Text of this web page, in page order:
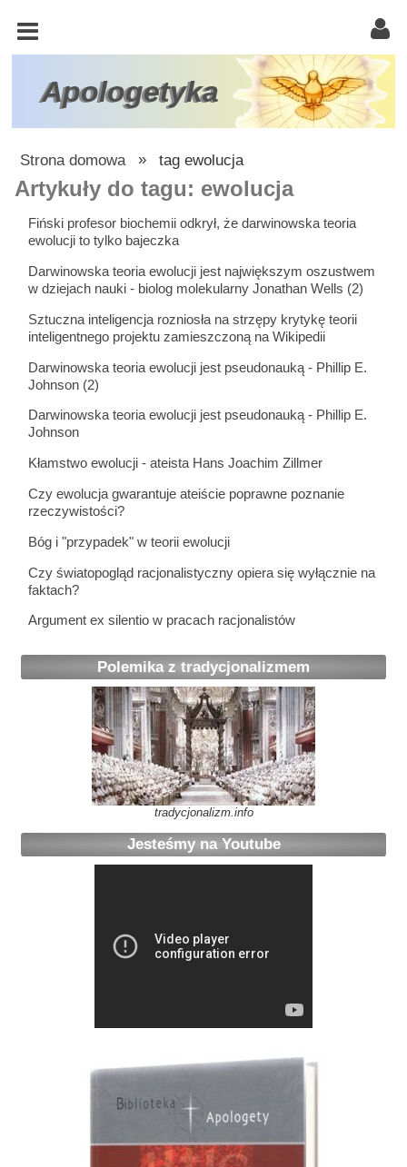
Apologetyka
KOŚCIÓŁ
KATOLICKI
TRÓJCA
ŚWIĘTA
ATEIZM
ŚWIADKOWIE
JEHOWY
W
WIARY
INNE
Strona domowa » tag ewolucja
Polemika z tradycjonalizmem
tradycjonalizm.info
Jesteśmy na Youtube
Artykuły do tagu: ewolucja
Fiński profesor biochemii odkrył, że darwinowska teoria
ewolucji to tylko bajeczka
Darwinowska teoria ewolucji jest największym oszustwem
w dziejach nauki - biolog molekularny Jonathan Wells (2)
Sztuczna inteligencja rozniosła na strzępy krytykę teorii
inteligentnego projektu zamieszczoną na Wikipedii
Darwinowska teoria ewolucji jest pseudonauką - Phillip E.
Johnson (2)
Darwinowska teoria ewolucji jest pseudonauką - Phillip E.
Johnson
Kłamstwo ewolucji - ateista Hans Joachim Zillmer
Czy ewolucja gwarantuje ateiście poprawne poznanie
rzeczywistości?
Bóg i "przypadek" w teorii ewolucji
Czy światopogląd racjonalistyczny opiera się wyłącznie na
faktach?
Argument ex silentio w pracach racjonalistów